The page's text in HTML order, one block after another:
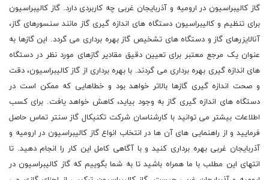
گاز کالیبراسیون در ارومیه و آذربایجان غربی چه کاربردی دارد. گاز کالیبراسیون
برای تنظیم و کالیبراسیون دستگاه های اندازه گیری گاز مانند سنسورهای گاز،
آنالایزرهای گاز و دستگاه های تشخیص گاز بهره برداری می گردد. این گازها به
عنوان یک مرجع معتبر برای تعیین دقیق مقادیر گازهای مورد نظر در دستگاه
های اندازه گیری بهره برداری می گردند. با بهره برداری از گاز کالیبراسیون، دقت
و صحت اندازه گیری گازها بالاتر خواهد بود و خطاهایی که ممکن است در
دستگاه های اندازه گیری گاز به وجود بیاید، کاهش خواهد یافت. برای کسب
اطلاعات بیشتر می توانید با کارشناسان شرکت تکنیکال گاز سنتر تماس حاصل
فرمایید و از راهنمایی های آن ها در انتخاب انواع گاز کالیبراسیون در ارومیه و
آذربایجان غربی بهره برداری کنید و با آگاهی کامل این کار را انجام دهید. تا
انتهای این مطلب با ما همراه باشید تا به شما بگوییم که گاز کالیبراسیون در